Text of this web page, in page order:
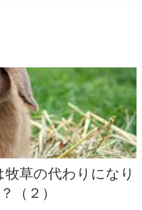
草の代わりになり
（２）